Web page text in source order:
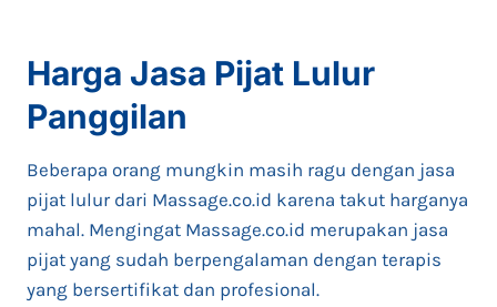
Harga Jasa Pijat Lulur
Panggilan
Beberapa orang mungkin masih ragu dengan jasa
pijat lulur dari Massage.co.id karena takut harganya
mahal. Mengingat Massage.co.id merupakan jasa
pijat yang sudah berpengalaman dengan terapis
yang bersertifikat dan profesional.